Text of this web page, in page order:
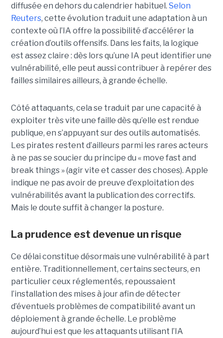
diffusée en dehors du calendrier habituel. Selon
Reuters, cette évolution traduit une adaptation à un
contexte où l’IA offre la possibilité d’accélérer la
création d’outils offensifs. Dans les faits, la logique
est assez claire : dès lors qu’une IA peut identifier une
vulnérabilité, elle peut aussi contribuer à repérer des
failles similaires ailleurs, à grande échelle.
Côté attaquants, cela se traduit par une capacité à
exploiter très vite une faille dès qu’elle est rendue
publique, en s’appuyant sur des outils automatisés.
Les pirates restent d’ailleurs parmi les rares acteurs
à ne pas se soucier du principe du « move fast and
break things » (agir vite et casser des choses). Apple
indique ne pas avoir de preuve d’exploitation des
vulnérabilités avant la publication des correctifs.
Mais le doute suffit à changer la posture.
La prudence est devenue un risque
Ce délai constitue désormais une vulnérabilité à part
entière. Traditionnellement, certains secteurs, en
particulier ceux réglementés, repoussaient
l’installation des mises à jour afin de détecter
d’éventuels problèmes de compatibilité avant un
déploiement à grande échelle. Le problème
aujourd’hui est que les attaquants utilisant l’IA